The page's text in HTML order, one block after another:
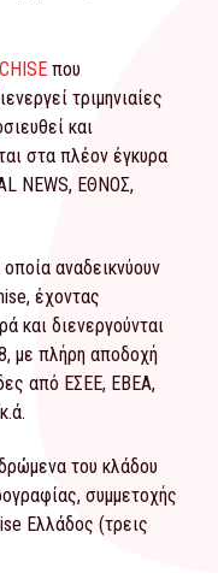
που
τριμηνιαίες
και
στα πλέον έγκυρα
NEWS, ΕΘΝΟΣ,
οποία αναδεικνύουν
έχοντας
και διενεργούνται
με πλήρη αποδοχή
από ΕΣΕΕ, ΕΒΕΑ,
του κλάδου
συμμετοχής
Ελλάδος (τρεις